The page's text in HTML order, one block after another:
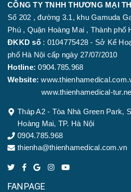
CÔNG TY TNHH THƯƠNG MẠI
Số 202 , đường 3.1, khu Gamuda
Phú , Quận Hoàng Mai , Thành phố
ĐKKD số: 0104775428 - Sở Kế
phố Hà Nội cấp ngày 27/07/2010
Hotline: 0904.785.968
Website:
www.thienhamedical-
Tháp A2 - Tòa Nhà Green Park,
Hoàng Mai, TP. Hà Nội
0904.785.968
thienha@thienhamedical.com.vn
FANPAGE